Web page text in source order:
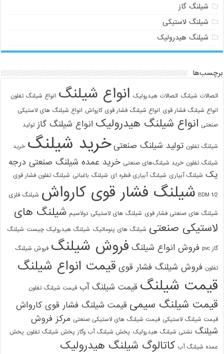
شیلنگ گاز
شیلنگ لاستیکی
شیلنگ هیدرولیک
برچسب‌ها
اتصالات شیلنگ اتصالات هیدرولیک انواع شیلنگ انواع شیلنگ تفلون
انواع شیلنگ فشار قوی انواع شیلنگ فشار قوی کارواش انواع شیلنگ های لاستیکی
صنعتی انواع شیلنگ هیدرولیک انواع شیلنگ گاز تولید
شیلنگ تفلون تولید شیلنگ صنعتی خرید شیلنگ خرید
شیلنگ تفلون خرید شیلنگ‌های صنعتی خرید عمده شیلنگ صنعتی درجه
یک شیلنگ آبیاری شیلنگ آبیاری قطره ای شیلنگ باغبانی شیلنگ تفلون فشار قوی
1/2 BDM شیلنگ فشار قوی کارواش شیلنگ فلزی
شیلنگ های صنعتی فشار قوی شیلنگ های لاستیکی دولاسیم شیلنگ های
لاستیکی صنعتی شیلنگ های پنوماتیک شیلنگ هیدرولیک چیست شیلنگ
گاز pvc فروش انواع شیلنگ فروش شیلنگ فروش شیلنگ
تفلون فروش شیلنگ فشار قوی قیمت انواع شیلنگ
قیمت شیلنگ قیمت شیلنگ آب قیمت شیلنگ تفلون
قیمت شیلنگ سیمی قیمت شیلنگ فشار قوی کارواش
قیمت شیلنگ لاستیکی قیمت شیلنگ های لاستیکی صنعتی مرکز فروش
شیلنگ نشتی شیلنگ هیدرولیک پخش شیلنگ آب وگاز پخش شیلنگ تفلون پخش
عمده شیلنگ آب کاتالوگ شیلنگ هیدرولیک